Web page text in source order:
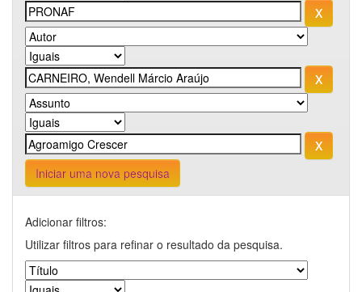
Iniciar uma nova pesquisa
Adicionar filtros:
Utilizar filtros para refinar o resultado da pesquisa.